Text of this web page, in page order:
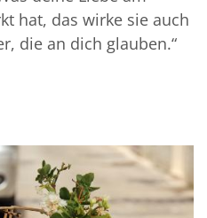
hat, das wirke sie auch
die an dich glauben.“